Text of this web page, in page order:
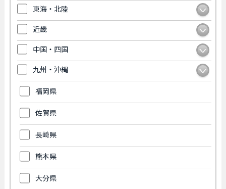
東海・北陸
近畿
中国・四国
九州・沖縄
福岡県
佐賀県
長崎県
熊本県
大分県